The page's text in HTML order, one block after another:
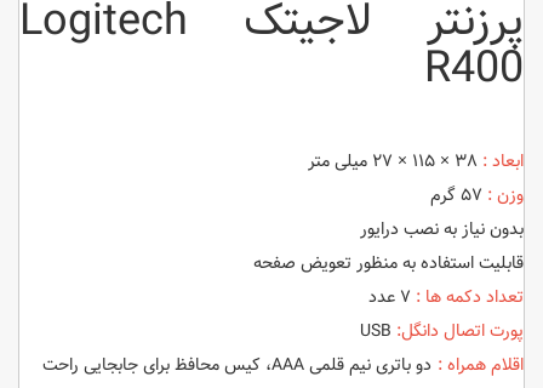
پرزنتر لاجیتک Logitech
R400
ابعاد :
وزن :
بدون نیاز به نصب درایور
قابلیت استفاده به منظور تعویض صفحه
تعداد دکمه ها :
پورت اتصال دانگل:
اقلام همراه : دو باتری نیم قلمی AAA، کیس محافظ برای جابجایی راحت